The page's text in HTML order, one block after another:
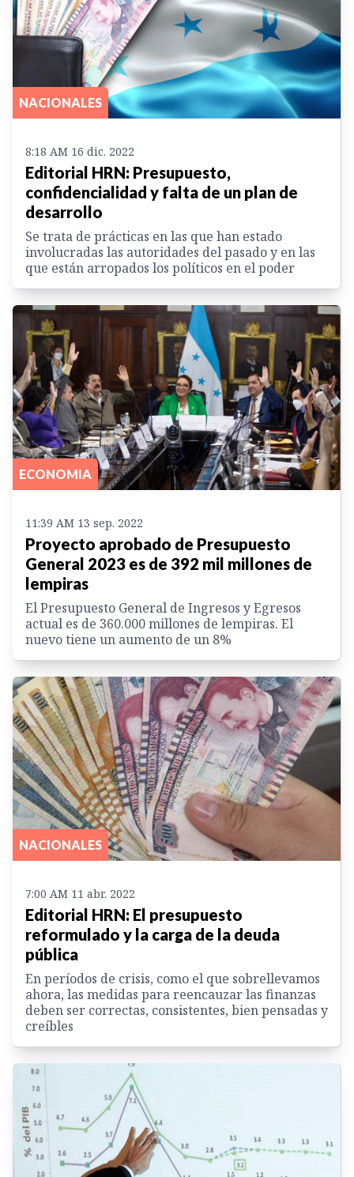
NACIONALES
8:18 AM 16 dic. 2022
Editorial HRN: Presupuesto,
confidencialidad y falta de un plan de
desarrollo
Se trata de prácticas en las que han estado
involucradas las autoridades del pasado y en las
que están arropados los políticos en el poder
ECONOMIA
11:39 AM 13 sep. 2022
Proyecto aprobado de Presupuesto
General 2023 es de 392 mil millones de
lempiras
El Presupuesto General de Ingresos y Egresos
actual es de 360.000 millones de lempiras. El
nuevo tiene un aumento de un 8%
NACIONALES
7:00 AM 11 abr. 2022
Editorial HRN: El presupuesto
reformulado y la carga de la deuda
pública
En períodos de crisis, como el que sobrellevamos
ahora, las medidas para reencauzar las finanzas
deben ser correctas, consistentes, bien pensadas y
creíbles